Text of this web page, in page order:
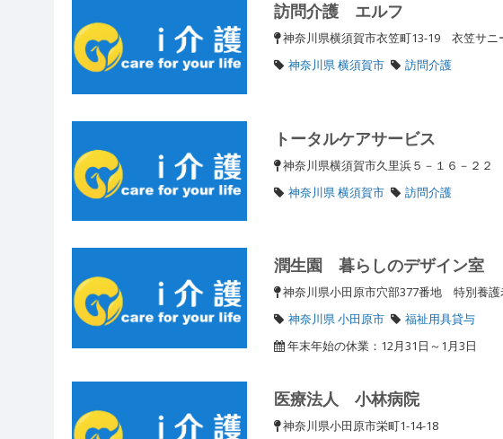
訪問介護 エルフ
神奈川県横須賀市衣笠町13-19 衣笠サニ
神奈川県 横須賀市
訪問介護
トータルケアサービス
神奈川県横須賀市久里浜５－１６－２２
神奈川県 横須賀市
訪問介護
潤生園 暮らしのデザイン室
神奈川県小田原市穴部377番地 特別養護
神奈川県 小田原市
福祉用具貸与
年末年始の休業：12月31日～1月3日
医療法人 小林病院
神奈川県小田原市栄町1-14-18